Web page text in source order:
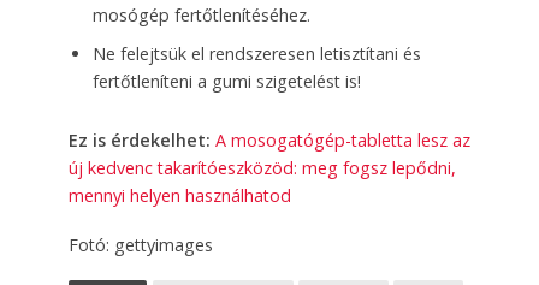
mosógép fertőtlenítéséhez.
Ne felejtsük el rendszeresen letisztítani és
fertőtleníteni a gumi szigetelést is!
Ez is érdekelhet: A mosogatógép-tabletta lesz az
új kedvenc takarítóeszközöd: meg fogsz lepődni,
mennyi helyen használhatod
Fotó: gettyimages